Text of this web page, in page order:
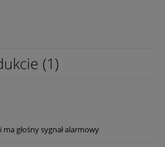
(1)
głośny sygnał alarmowy